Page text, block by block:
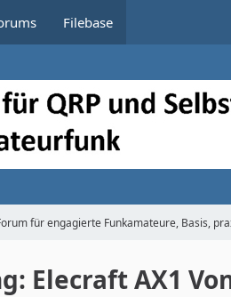
Filebase
für engagierte Funkamateure, Basis,
Elecraft AX1